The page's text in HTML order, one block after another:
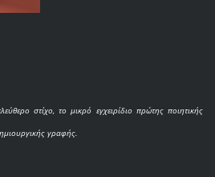
στίχο, το μικρό εγχειρίδιο πρώτης ποιητικής
γραφής.